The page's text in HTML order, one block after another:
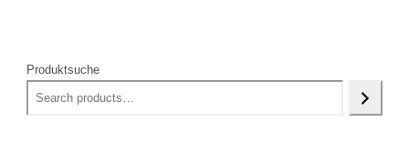
Produktsuche